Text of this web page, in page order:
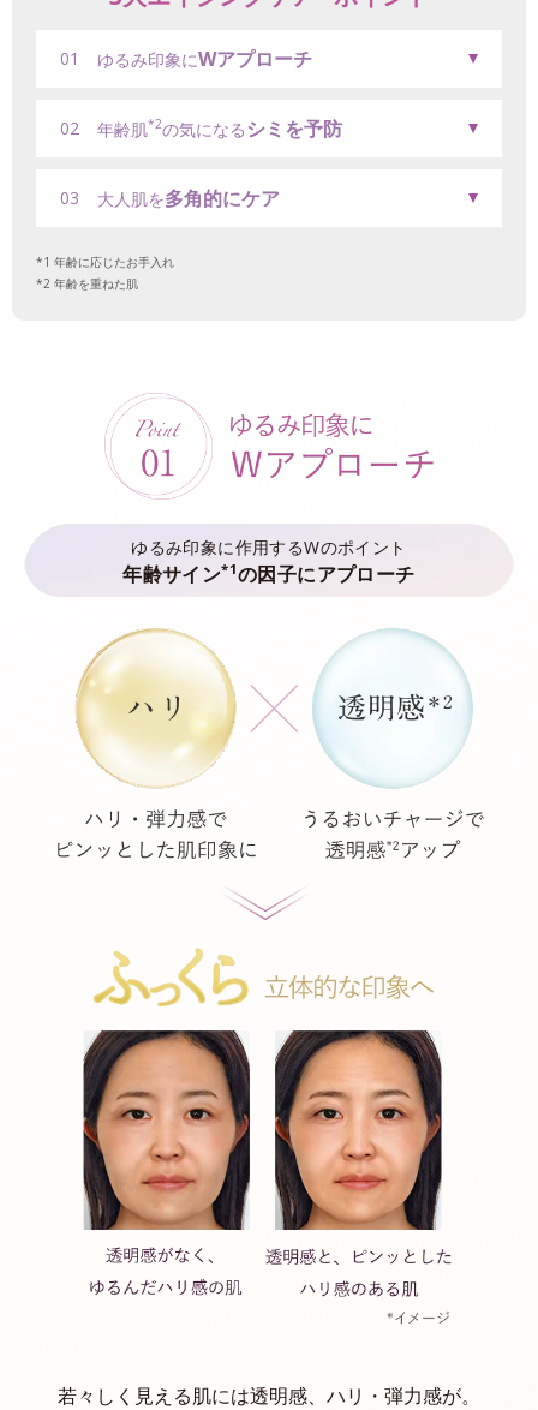
01 ゆるみ印象にWアプローチ
02 年齢肌*2の気になる シミを予防
03 大人肌を多角的にケア
年齢に応じたお手入れ
年齢を重ねた肌
ゆるみ印象に作用するWのポイント
年齢サイン*1の因子にアプローチ
若々しく見える肌には透明感、ハリ・弾力感が。